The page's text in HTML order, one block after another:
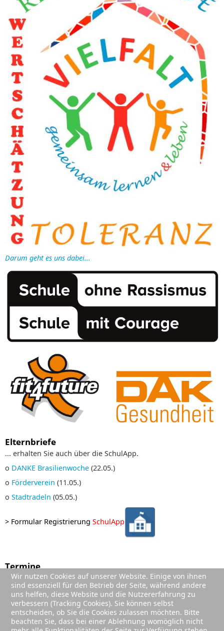
Darum geht es uns dabei...
Elternbriefe
... erhalten Sie auch über die SchulApp.
o DANKE Brasilienwoche (22.05.)
o Förderverein (11.05.)
o Stadtradeln (05.05.)
> Formular Registrierung SchulApp
Termine
01. Sep. 2026 ;
Sommerferien (Ende)
02. Sep. 2026 ;
1. Schultag Jg. 2-4
03. Sep. 2026;
Wir nutzen Cookies auf unserer Website. Einige von ihnen
sind essenziell für den Betrieb der Seite, während andere
uns helfen, diese Website und die Nutzererfahrung zu
verbessern (Tracking Cookies). Sie können selbst
entscheiden, ob Sie die Cookies zulassen möchten. Bitte
beachten Sie, dass bei einer Ablehnung womöglich nicht